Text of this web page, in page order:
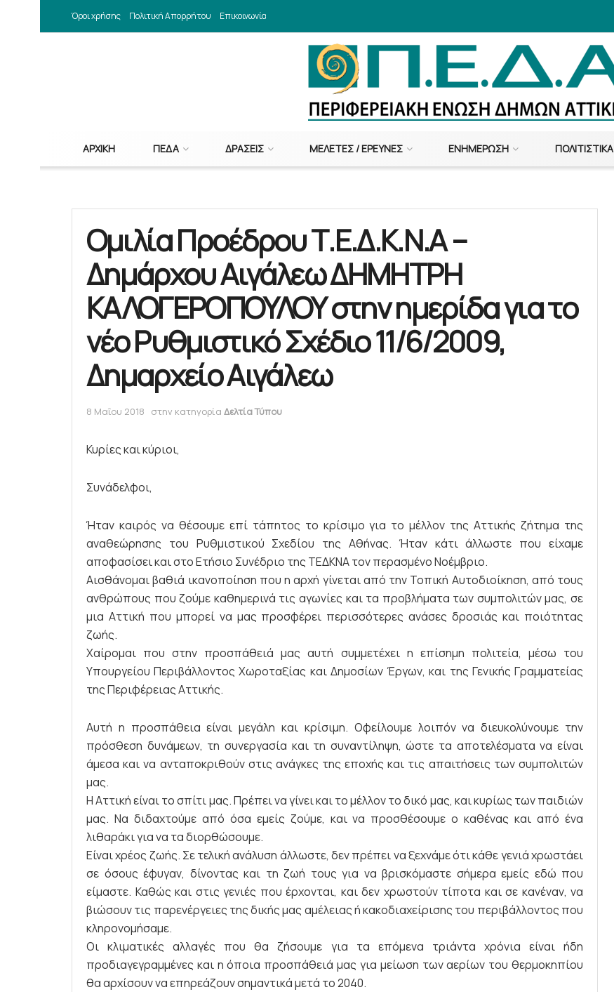
Όροι χρήσης Πολιτική Απορρήτου Επικοινωνία
ΑΡΧΙΚΉ ΠΕΔΑ ΔΡΆΣΕΙΣ ΜΕΛΈΤΕΣ / ΈΡΕΥΝΕΣ ΕΝΗΜΈΡΩΣΗ ΠΟΛΙΤΙΣΤΙΚΆ
Ομιλία Προέδρου Τ.Ε.Δ.Κ.Ν.Α –
Δημάρχου Αιγάλεω ΔΗΜΗΤΡΗ
ΚΑΛΟΓΕΡΟΠΟΥΛΟΥ στην ημερίδα για το
νέο Ρυθμιστικό Σχέδιο 11/6/2009,
Δημαρχείο Αιγάλεω
8 Μαΐου 2018 στην κατηγορία Δελτία Τύπου
Κυρίες και κύριοι,
Συνάδελφοι,
Ήταν καιρός να θέσουμε επί τάπητος το κρίσιμο για το μέλλον της Αττικής ζήτημα της
αναθεώρησης του Ρυθμιστικού Σχεδίου της Αθήνας. Ήταν κάτι άλλωστε που είχαμε
αποφασίσει και στο Ετήσιο Συνέδριο της ΤΕΔΚΝΑ τον περασμένο Νοέμβριο.
Αισθάνομαι βαθιά ικανοποίηση που η αρχή γίνεται από την Τοπική Αυτοδιοίκηση, από τους
ανθρώπους που ζούμε καθημερινά τις αγωνίες και τα προβλήματα των συμπολιτών μας, σε
μια Αττική που μπορεί να μας προσφέρει περισσότερες ανάσες δροσιάς και ποιότητας
ζωής.
Χαίρομαι που στην προσπάθειά μας αυτή συμμετέχει η επίσημη πολιτεία, μέσω του
Υπουργείου Περιβάλλοντος Χωροταξίας και Δημοσίων Έργων, και της Γενικής Γραμματείας
της Περιφέρειας Αττικής.
Aυτή η προσπάθεια είναι μεγάλη και κρίσιμη. Οφείλουμε λοιπόν να διευκολύνουμε την
πρόσθεση δυνάμεων, τη συνεργασία και τη συναντίληψη, ώστε τα αποτελέσματα να είναι
άμεσα και να ανταποκριθούν στις ανάγκες της εποχής και τις απαιτήσεις των συμπολιτών
μας.
Η Αττική είναι το σπίτι μας. Πρέπει να γίνει και το μέλλον το δικό μας, και κυρίως των παιδιών
μας. Να διδαχτούμε από όσα εμείς ζούμε, και να προσθέσουμε ο καθένας και από ένα
λιθαράκι για να τα διορθώσουμε.
Είναι χρέος ζωής. Σε τελική ανάλυση άλλωστε, δεν πρέπει να ξεχνάμε ότι κάθε γενιά χρωστάει
σε όσους έφυγαν, δίνοντας και τη ζωή τους για να βρισκόμαστε σήμερα εμείς εδώ που
είμαστε. Καθώς και στις γενιές που έρχονται, και δεν χρωστούν τίποτα και σε κανέναν, να
βιώσουν τις παρενέργειες της δικής μας αμέλειας ή κακοδιαχείρισης του περιβάλλοντος που
κληρονομήσαμε.
Οι κλιματικές αλλαγές που θα ζήσουμε για τα επόμενα τριάντα χρόνια είναι ήδη
προδιαγεγραμμένες και η όποια προσπάθειά μας για μείωση των αερίων του θερμοκηπίου
θα αρχίσουν να επηρεάζουν σημαντικά μετά το 2040.